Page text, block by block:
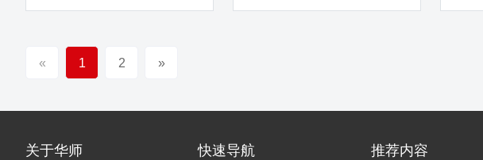
« 1 2 »
关于华师 快速导航 推荐内容